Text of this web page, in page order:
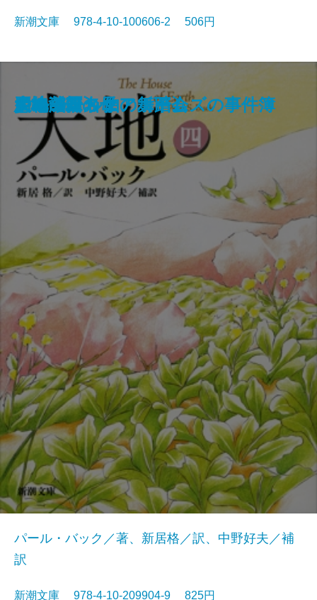
狭き門
天の夕顔
夕鶴・彦市ばなし
善悪の彼岸
バスカヴィル家の犬
盗賊
野火
博物誌
フランダースの犬
走れメロス
新潮文庫 978-4-10-100606-2 506円
大地〔四〕
パール・バック／著、新居格／訳、中野好夫／補
訳
新潮文庫 978-4-10-209904-9 825円
大地〔三〕
大地〔二〕
ジェーン・エア〔下〕
大地〔一〕
四つの署名
悪の華
シャーロック・ホームズの事件簿
少将滋幹の母
ドルジェル伯の舞踏会